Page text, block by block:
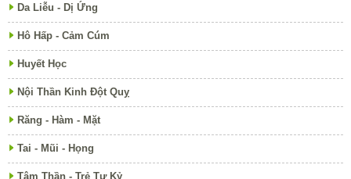
Da Liễu - Dị Ứng
Hô Hấp - Cảm Cúm
Huyết Học
Nội Thần Kinh Đột Quỵ
Răng - Hàm - Mặt
Tai - Mũi - Họng
Tâm Thần - Trẻ Tự Kỷ